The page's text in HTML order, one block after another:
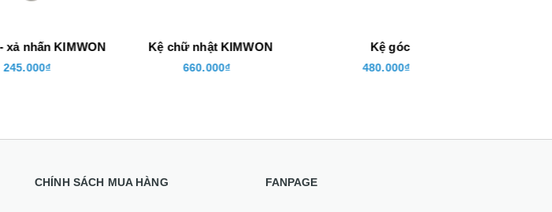
Pop up - xả nhấn KIMWON
245.000₫
Kệ chữ nhật KIMWON
660.000₫
Kệ góc
480.000₫
CHÍNH SÁCH MUA HÀNG FANPAGE